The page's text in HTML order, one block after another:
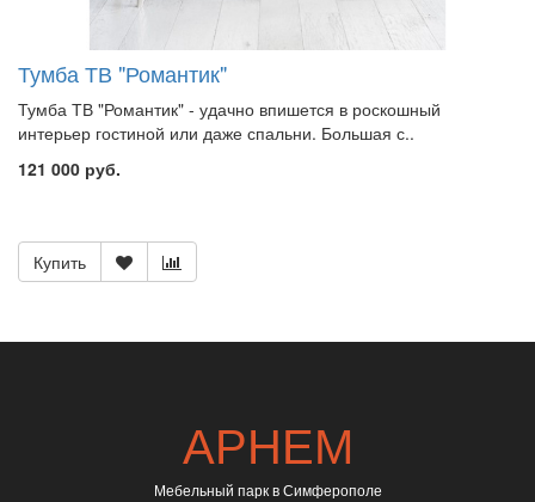
Тумба ТВ "Романтик"
Тумба ТВ "Романтик" - удачно впишется в роскошный
интерьер гостиной или даже спальни. Большая с..
121 000 руб.
Купить
АРНЕМ
Мебельный парк в Симферополе